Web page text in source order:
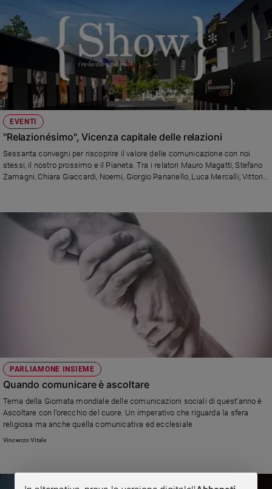
EVENTI
"Relazionésimo", Vicenza capitale delle relazioni
Sessanta convegni per riscoprire il valore delle comunicazione con noi
stessi, il nostro prossimo e il Pianeta. Tra i relatori Mauro Magatti, Stefano
Zamagni, Chiara Giaccardi, Noemi, Giorgio Panariello, Luca Mercalli, Vittorio
PARLIAMONE INSIEME
Quando comunicare è ascoltare
Tema della Giornata mondiale delle comunicazioni sociali di quest’anno è
Ascoltare con l’orecchio del cuore. Un imperativo che riguarda la sfera
religiosa ma anche quella comunicativa ed ecclesiale
Vincenzo Vitale